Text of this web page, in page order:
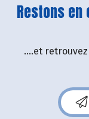
Restons
....et